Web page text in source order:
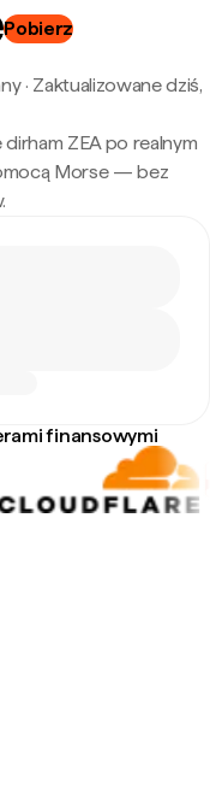
Pobierz
· Zaktualizowane dziś,
ZEA po realnym
Morse — bez
finansowymi